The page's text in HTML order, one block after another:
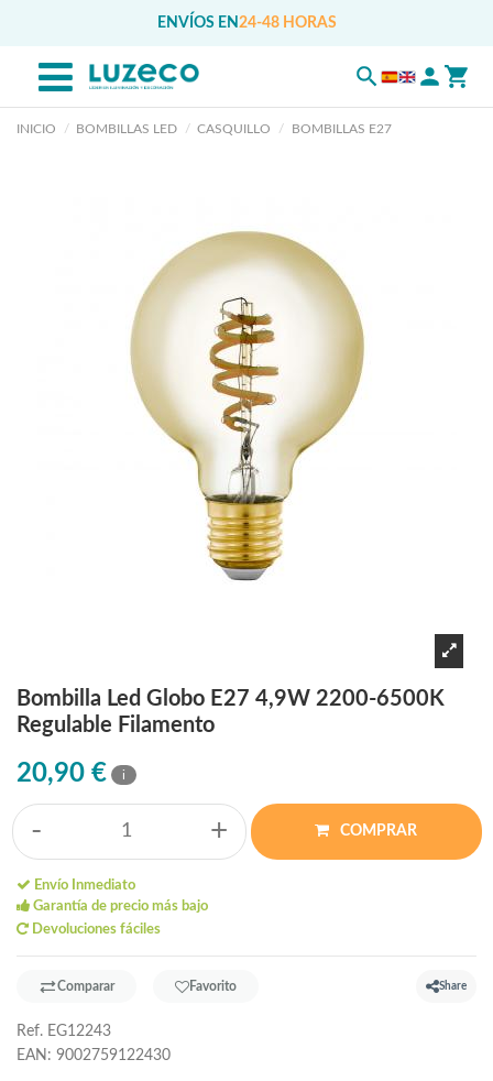
ENVÍOS EN 24-48 HORAS
INICIO BOMBILLAS LED CASQUILLO BOMBILLAS E27
Bombilla Led Globo E27 4,9W 2200-6500K
Regulable Filamento
20,90 € i
- + COMPRAR
Envío Inmediato
Garantía de precio más bajo
Devoluciones fáciles
Comparar Favorito Share
Ref. EG12243
EAN: 9002759122430